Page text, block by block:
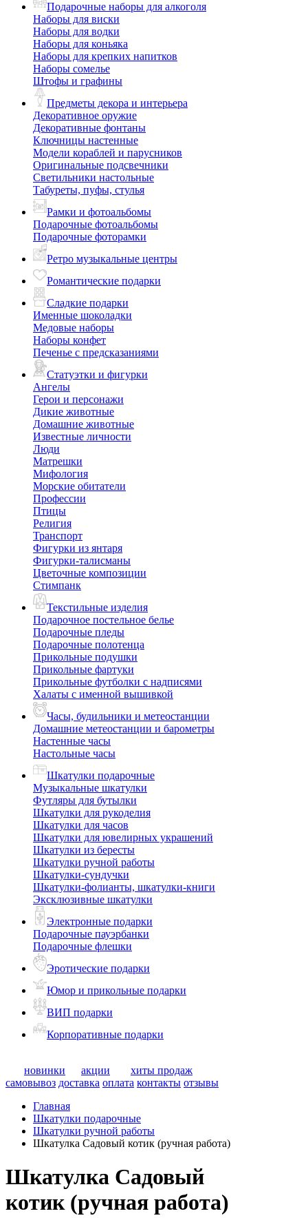
Подарочные наборы для алкоголя
Наборы для виски
Наборы для водки
Наборы для коньяка
Наборы для крепких напитков
Наборы сомелье
Штофы и графины
Предметы декора и интерьера
Декоративное оружие
Декоративные фонтаны
Ключницы настенные
Модели кораблей и парусников
Оригинальные подсвечники
Светильники настольные
Табуреты, пуфы, стулья
Рамки и фотоальбомы
Подарочные фотоальбомы
Подарочные фоторамки
Ретро музыкальные центры
Романтические подарки
Сладкие подарки
Именные шоколадки
Медовые наборы
Наборы конфет
Печенье с предсказаниями
Статуэтки и фигурки
Ангелы
Герои и персонажи
Дикие животные
Домашние животные
Известные личности
Люди
Матрешки
Мифология
Морские обитатели
Профессии
Птицы
Религия
Транспорт
Фигурки из янтаря
Фигурки-талисманы
Цветочные композиции
Стимпанк
Текстильные изделия
Подарочное постельное белье
Подарочные пледы
Подарочные полотенца
Прикольные подушки
Прикольные фартуки
Прикольные футболки с надписями
Халаты с именной вышивкой
Часы, будильники и метеостанции
Домашние метеостанции и барометры
Настенные часы
Настольные часы
Шкатулки подарочные
Музыкальные шкатулки
Футляры для бутылки
Шкатулки для рукоделия
Шкатулки для часов
Шкатулки для ювелирных украшений
Шкатулки из бересты
Шкатулки ручной работы
Шкатулки-сундучки
Шкатулки-фолианты, шкатулки-книги
Эксклюзивные шкатулки
Электронные подарки
Подарочные пауэрбанки
Подарочные флешки
Эротические подарки
Юмор и прикольные подарки
ВИП подарки
Корпоративные подарки
новинки акции
хиты продаж
самовывоз доставка оплата контакты отзывы
Главная
Шкатулки подарочные
Шкатулки ручной работы
Шкатулка Садовый котик (ручная работа)
Шкатулка Садовый
котик (ручная работа)